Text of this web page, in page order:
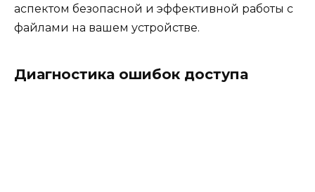
аспектом безопасной и эффективной работы с
файлами на вашем устройстве.
Диагностика ошибок доступа